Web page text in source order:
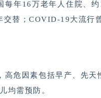
年16万老年人住院、
替；COVID-19大流行
高危因素包括早产、先天
均需预防。